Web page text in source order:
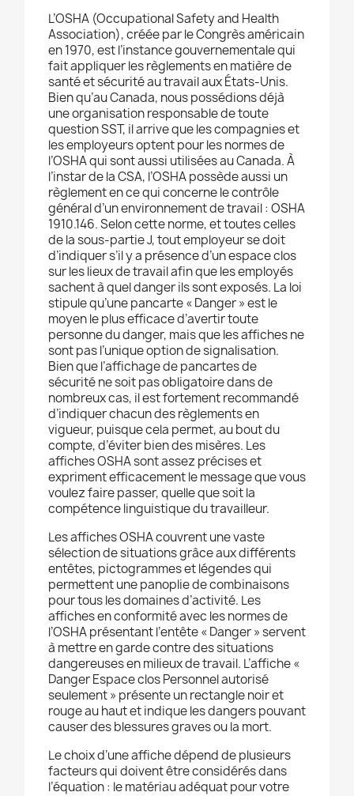
L’OSHA (Occupational Safety and Health
Association), créée par le Congrès américain
en 1970, est l’instance gouvernementale qui
fait appliquer les règlements en matière de
santé et sécurité au travail aux États-Unis.
Bien qu’au Canada, nous possédions déjà
une organisation responsable de toute
question SST, il arrive que les compagnies et
les employeurs optent pour les normes de
l’OSHA qui sont aussi utilisées au Canada. À
l’instar de la CSA, l’OSHA possède aussi un
règlement en ce qui concerne le contrôle
général d’un environnement de travail : OSHA
1910.146. Selon cette norme, et toutes celles
de la sous-partie J, tout employeur se doit
d’indiquer s’il y a présence d’un espace clos
sur les lieux de travail afin que les employés
sachent à quel danger ils sont exposés. La loi
stipule qu’une pancarte « Danger » est le
moyen le plus efficace d’avertir toute
personne du danger, mais que les affiches ne
sont pas l’unique option de signalisation.
Bien que l’affichage de pancartes de
sécurité ne soit pas obligatoire dans de
nombreux cas, il est fortement recommandé
d’indiquer chacun des règlements en
vigueur, puisque cela permet, au bout du
compte, d’éviter bien des misères. Les
affiches OSHA sont assez précises et
expriment efficacement le message que vous
voulez faire passer, quelle que soit la
compétence linguistique du travailleur.
Les affiches OSHA couvrent une vaste
sélection de situations grâce aux différents
entêtes, pictogrammes et légendes qui
permettent une panoplie de combinaisons
pour tous les domaines d’activité. Les
affiches en conformité avec les normes de
l’OSHA présentant l’entête « Danger » servent
à mettre en garde contre des situations
dangereuses en milieux de travail. L’affiche «
Danger Espace clos Personnel autorisé
seulement » présente un rectangle noir et
rouge au haut et indique les dangers pouvant
causer des blessures graves ou la mort.
Le choix d’une affiche dépend de plusieurs
facteurs qui doivent être considérés dans
l’équation : le matériau adéquat pour votre